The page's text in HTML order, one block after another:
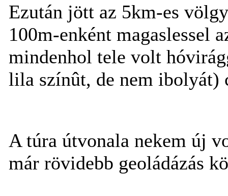
Ezután jött az 5km-es
100m-enként magaslessel
mindenhol tele volt
lila színût, de nem ibolyát)
A túra útvonala nekem új
már rövidebb geoládázás